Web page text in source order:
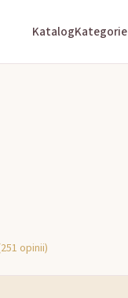
KatalogKategorie
opinii)